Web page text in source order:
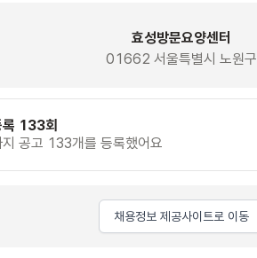
효성방문요양센터
01662 서울특별시 노원구
록 133회
공고 133개를 등록했어요
채용정보 제공사이트로 이동